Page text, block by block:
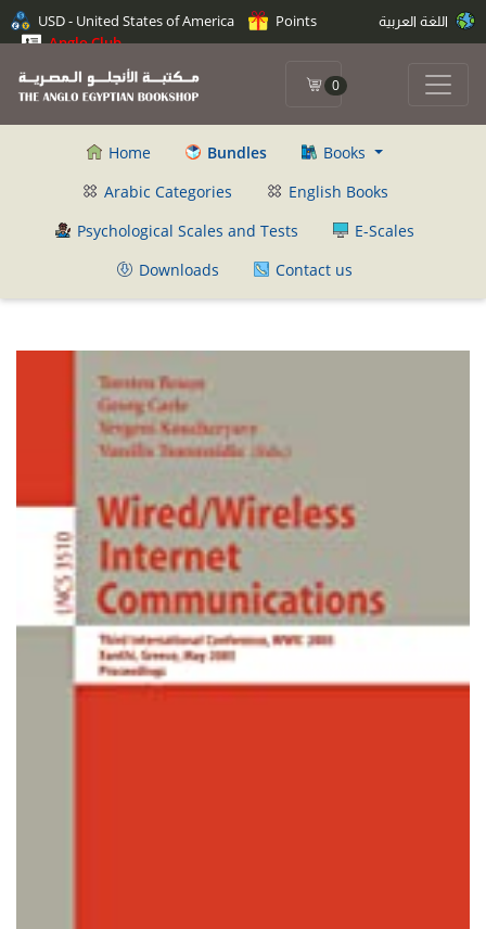
USD - United States of America
Points
Anglo Club
0
Home Bundles
Books
Arabic Categories
English Books
Psychological Scales and Tests
E-Scales
Downloads
Contact us